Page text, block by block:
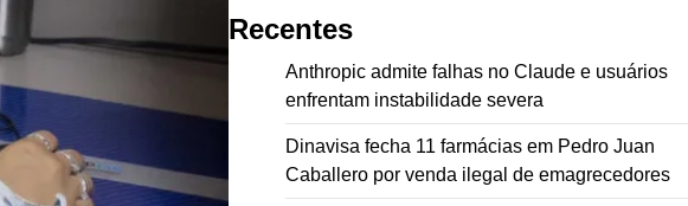
Recentes
Anthropic admite falhas no Claude e usuários
enfrentam instabilidade severa
Dinavisa fecha 11 farmácias em Pedro Juan
Caballero por venda ilegal de emagrecedores